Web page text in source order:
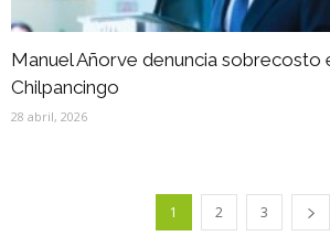
Manuel Añorve denuncia sobrecosto
Chilpancingo
28 abril, 2026
1 2 3